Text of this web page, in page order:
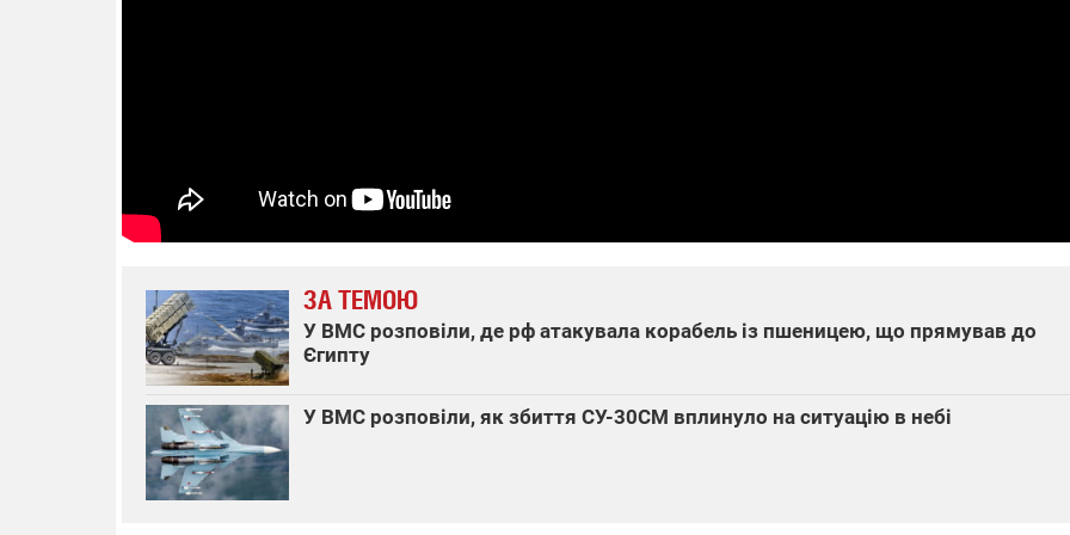
ЗА ТЕМОЮ
У ВМС розповіли, де рф атакувала корабель із пшеницею, що прямував до
Єгипту
У ВМС розповіли, як збиття СУ-30СМ вплинуло на ситуацію в небі
бригад ЗСУ